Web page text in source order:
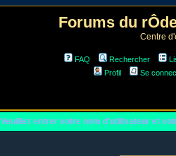
Forums du
Centre
FAQ Rechercher
Profil
Se
Veuillez entrer votre nom d'utilisateur et